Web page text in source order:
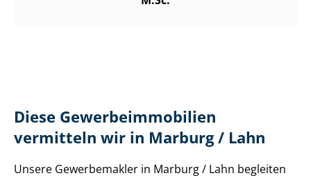
Diese Ge­wer­be­im­mo­bi­li­en
vermitteln wir in Marburg / Lahn
Unsere Gewerbemakler in Marburg / Lahn begleiten